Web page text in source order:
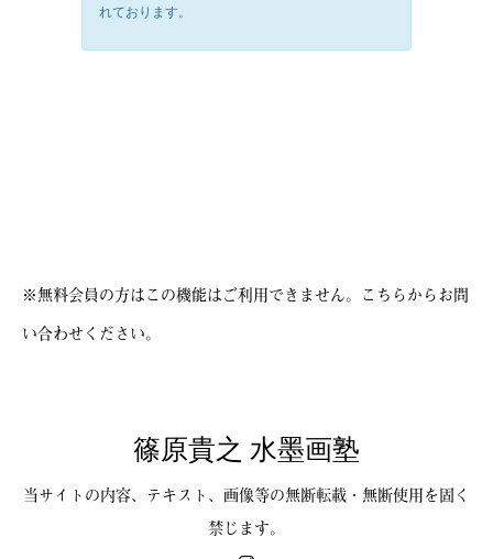
※無料会員の方はこの機能はご利用できません。 こちらからお問
い合わせください。
篠原貴之 水墨画塾
当サイトの内容、テキスト、画像等の無断転載・無断使用を固く
禁じます。